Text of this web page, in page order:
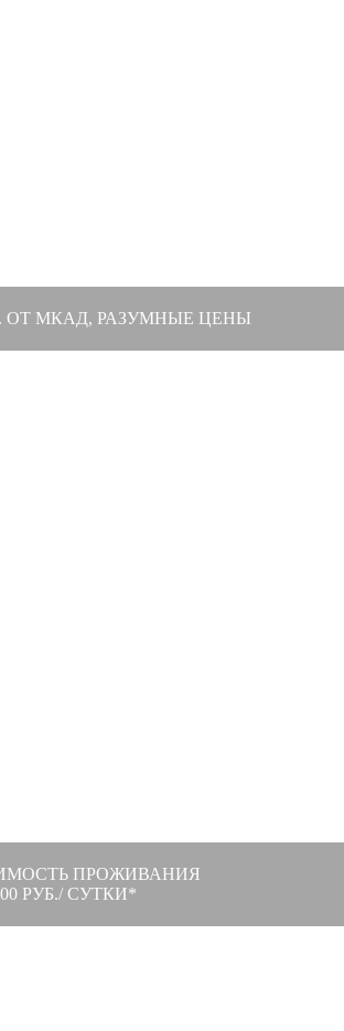
ОТ МКАД, РАЗУМНЫЕ ЦЕНЫ
ПРОЖИВАНИЯ
РУБ./ СУТКИ*